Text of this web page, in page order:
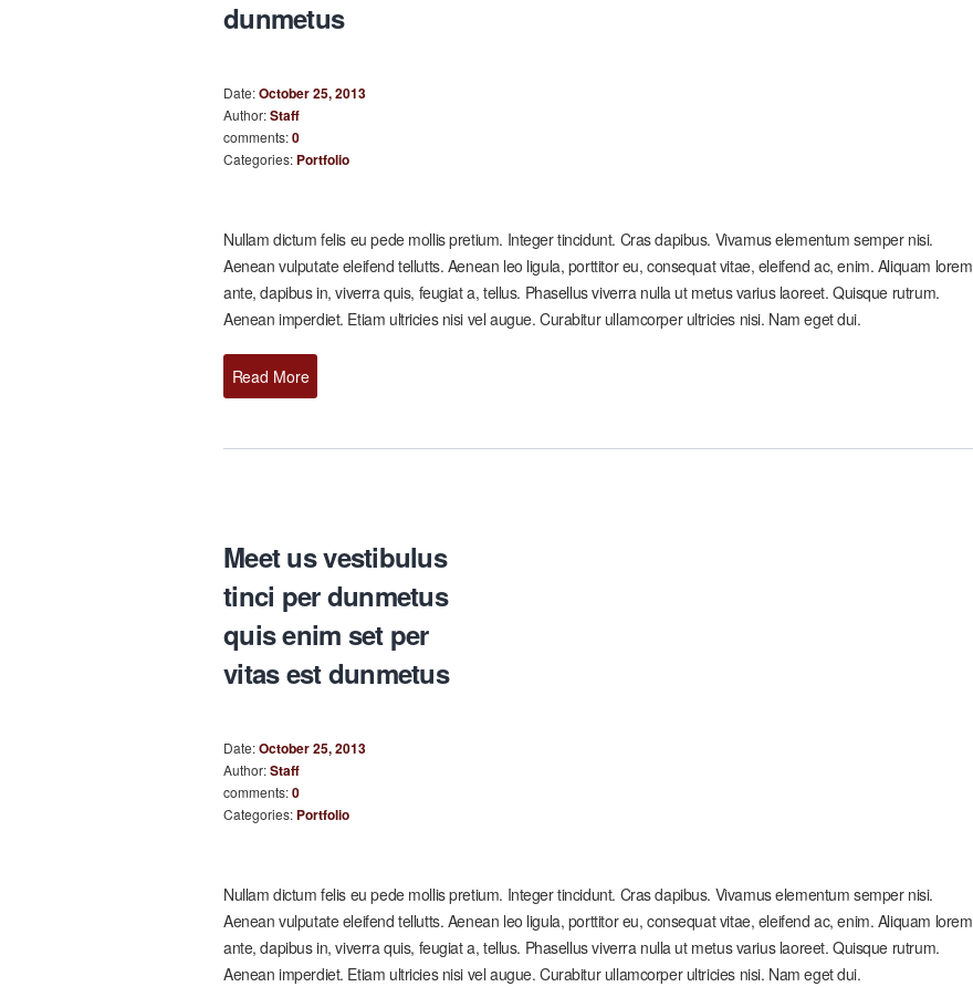
dunmetus
Date:October 25, 2013
Author:Staff
comments:0
Categories: Portfolio
Nullam dictum felis eu pede mollis pretium. Integer tincidunt. Cras dapibus. Vivamus elementum semper nisi.
Aenean vulputate eleifend tellutts. Aenean leo ligula, porttitor eu, consequat vitae, eleifend ac, enim. Aliquam lorem
ante, dapibus in, viverra quis, feugiat a, tellus. Phasellus viverra nulla ut metus varius laoreet. Quisque rutrum.
Aenean imperdiet. Etiam ultricies nisi vel augue. Curabitur ullamcorper ultricies nisi. Nam eget dui.
Read More
Meet us vestibulus
tinci per dunmetus
quis enim set per
vitas est dunmetus
Date:October 25, 2013
Author:Staff
comments:0
Categories: Portfolio
Nullam dictum felis eu pede mollis pretium. Integer tincidunt. Cras dapibus. Vivamus elementum semper nisi.
Aenean vulputate eleifend tellutts. Aenean leo ligula, porttitor eu, consequat vitae, eleifend ac, enim. Aliquam lorem
ante, dapibus in, viverra quis, feugiat a, tellus. Phasellus viverra nulla ut metus varius laoreet. Quisque rutrum.
Aenean imperdiet. Etiam ultricies nisi vel augue. Curabitur ullamcorper ultricies nisi. Nam eget dui.